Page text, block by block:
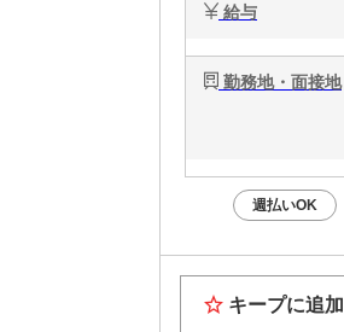
給与
勤務地・面接地
週払いOK
キープに追加